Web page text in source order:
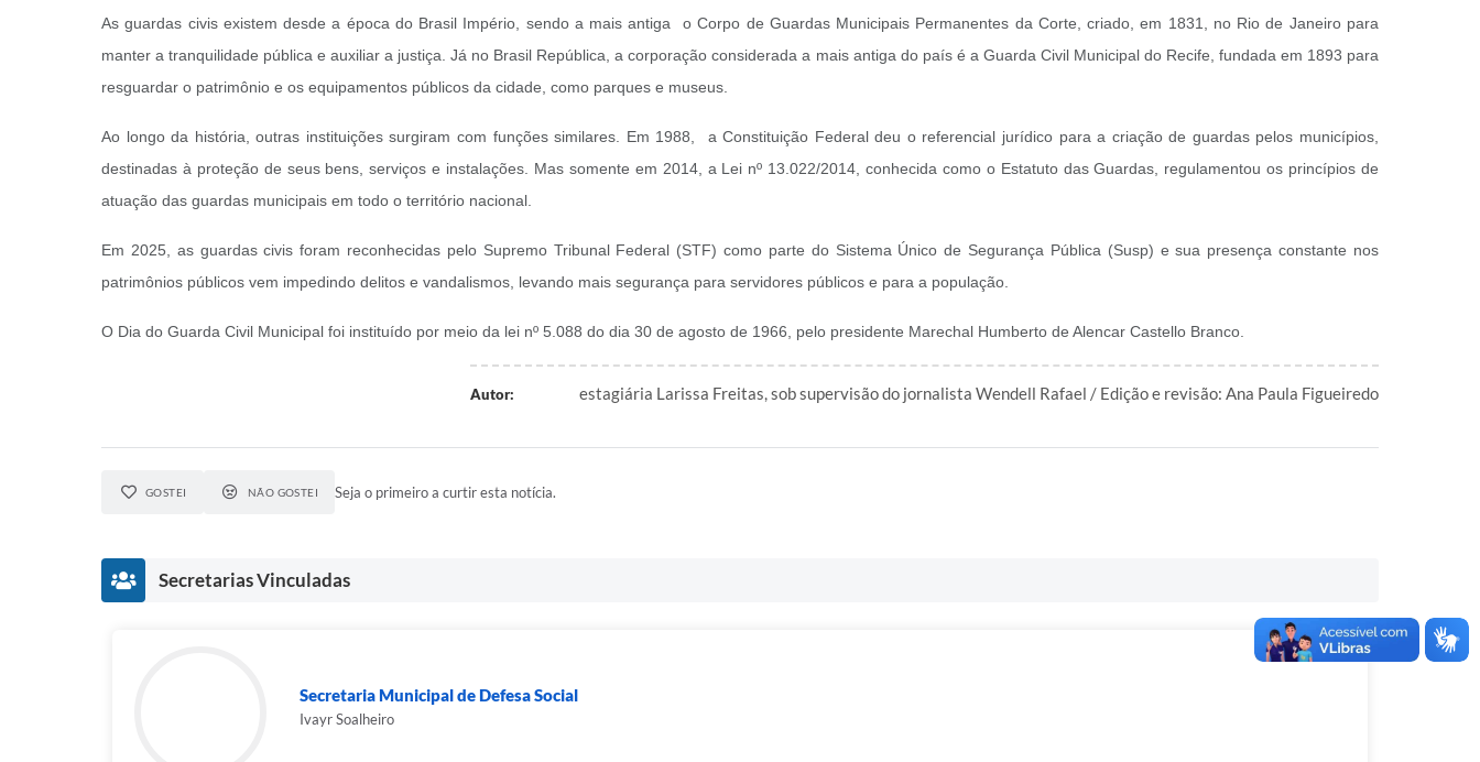
As guardas civis existem desde a época do Brasil Império, sendo a mais antiga o Corpo de Guardas Municipais Permanentes da Corte, criado, em 1831, no Rio de Janeiro para
manter a tranquilidade pública e auxiliar a justiça. Já no Brasil República, a corporação considerada a mais antiga do país é a Guarda Civil Municipal do Recife, fundada em 1893 para
resguardar o patrimônio e os equipamentos públicos da cidade, como parques e museus.
Ao longo da história, outras instituições surgiram com funções similares. Em 1988, a Constituição Federal deu o referencial jurídico para a criação de guardas pelos municípios,
destinadas à proteção de seus bens, serviços e instalações. Mas somente em 2014, a Lei nº 13.022/2014, conhecida como o Estatuto das Guardas, regulamentou os princípios de
atuação das guardas municipais em todo o território nacional.
Em 2025, as guardas civis foram reconhecidas pelo Supremo Tribunal Federal (STF) como parte do Sistema Único de Segurança Pública (Susp) e sua presença constante nos
patrimônios públicos vem impedindo delitos e vandalismos, levando mais segurança para servidores públicos e para a população.
O Dia do Guarda Civil Municipal foi instituído por meio da lei nº 5.088 do dia 30 de agosto de 1966, pelo presidente Marechal Humberto de Alencar Castello Branco.
Autor: estagiária Larissa Freitas, sob supervisão do jornalista Wendell Rafael / Edição e revisão: Ana Paula Figueiredo
GOSTEI NÃO GOSTEI Seja o primeiro a curtir esta notícia.
Secretarias Vinculadas
Secretaria Municipal de Defesa Social
Ivayr Soalheiro